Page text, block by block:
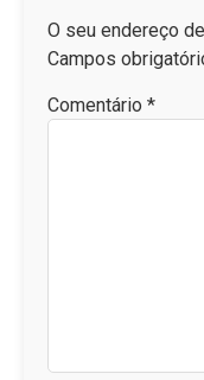
O seu endereço
Campos
Comentário *